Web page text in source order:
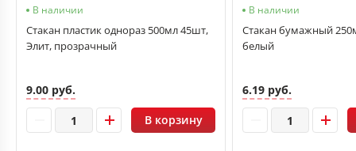
В наличии
Стакан пластик однораз 500мл 45шт,
Элит, прозрачный
9.00 руб.
В корзину
В наличии
Стакан бумажный
белый
6.19 руб.